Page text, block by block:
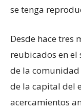
se tenga
Desde hace tres
reubicados en
de la
de la capital del
acercamientos